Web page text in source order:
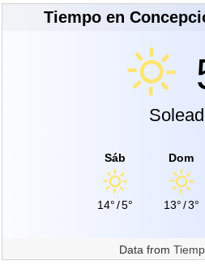
Tiempo en
Sáb
14°/5°
Dom
13°/3°
Data from